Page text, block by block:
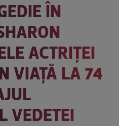
ÎN
ACTRIȚEI
VIAȚĂ LA 74
VEDETEI